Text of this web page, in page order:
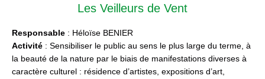
Les Veilleurs de Vent
Responsable : Héloïse BENIER
Activité : Sensibiliser le public au sens le plus large du terme, à
la beauté de la nature par le biais de manifestations diverses à
caractère culturel : résidence d’artistes, expositions d’art,